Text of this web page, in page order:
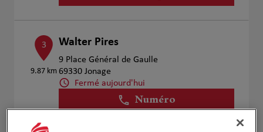
3
9.87 km
Walter Pires
9 Place Général de Gaulle
69330 Jonage
Fermé aujourd'hui
Numéro